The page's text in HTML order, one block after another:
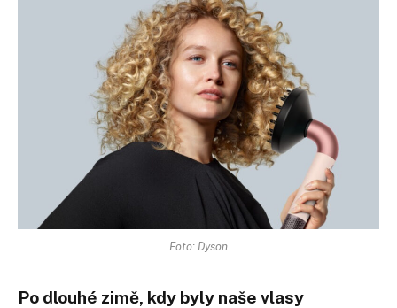
Foto: Dyson
Po dlouhé zimě, kdy byly naše vlasy